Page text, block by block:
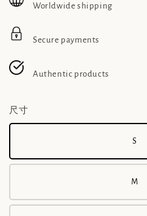
Worldwide shipping
Secure payments
Authentic products
尺寸
S
M